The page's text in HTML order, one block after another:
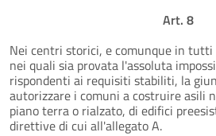
Art. 8
Nei centri storici, e comunque in
nei quali sia provata l'assoluta
rispondenti ai requisiti stabiliti, la
autorizzare i comuni a costruire asili
piano terra o rialzato, di edifici
direttive di cui all'allegato A.